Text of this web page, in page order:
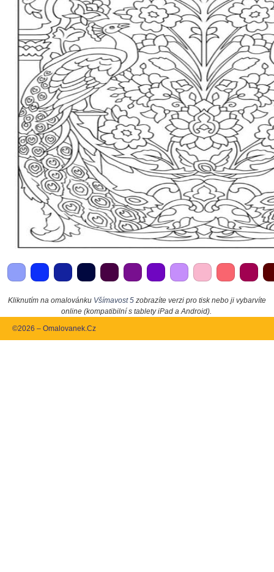
Kliknutím na omalovánku Všímavost 5 zobrazíte verzi pro tisk nebo ji vybarvíte
online (kompatibilní s tablety iPad a Android).
©2026 – Omalovanek.Cz